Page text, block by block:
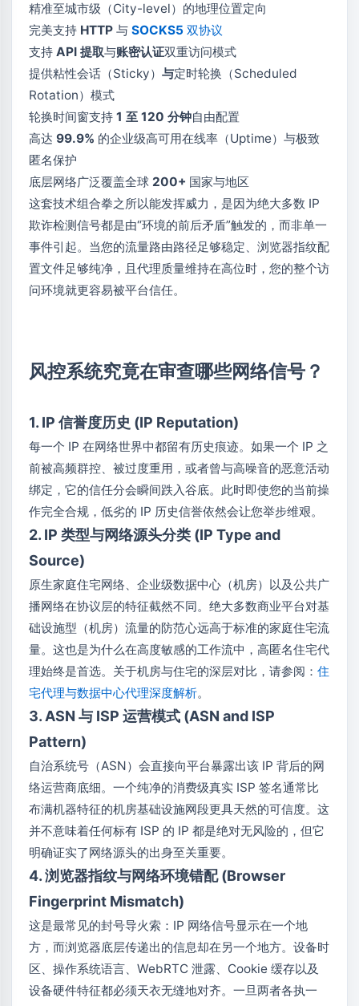
精准至城市级（City-level）的地理位置定向
完美支持 HTTP 与 SOCKS5 双协议
支持 API 提取与账密认证双重访问模式
提供粘性会话（Sticky） 与定时轮换（Scheduled
Rotation）模式
轮换时间窗支持 1 至 120 分钟自由配置
高达 99.9% 的企业级高可用在线率（Uptime）与极致
匿名保护
底层网络广泛覆盖全球 200+ 国家与地区
这套技术组合拳之所以能发挥威力，是因为绝大多数 IP
欺诈检测信号都是由“环境的前后矛盾”触发的，而非单一
事件引起。当您的流量路由路径足够稳定、浏览器指纹配
置文件足够纯净，且代理质量维持在高位时，您的整个访
问环境就更容易被平台信任。
风控系统究竟在审查哪些网络信号？
1. IP 信誉度历史 (IP Reputation)
每一个 IP 在网络世界中都留有历史痕迹。如果一个 IP 之
前被高频群控、被过度重用，或者曾与高噪音的恶意活动
绑定，它的信任分会瞬间跌入谷底。此时即使您的当前操
作完全合规，低劣的 IP 历史信誉依然会让您举步维艰。
2. IP 类型与网络源头分类 (IP Type and
Source)
原生家庭住宅网络、企业级数据中心（机房）以及公共广
播网络在协议层的特征截然不同。绝大多数商业平台对基
础设施型（机房）流量的防范心远高于标准的家庭住宅流
量。这也是为什么在高度敏感的工作流中，高匿名住宅代
理始终是首选。关于机房与住宅的深层对比，请参阅： 住
宅代理与数据中心代理深度解析。
3. ASN 与 ISP 运营模式 (ASN and ISP
Pattern)
自治系统号（ASN）会直接向平台暴露出该 IP 背后的网
络运营商底细。一个纯净的消费级真实 ISP 签名通常比
布满机器特征的机房基础设施网段更具天然的可信度。这
并不意味着任何标有 ISP 的 IP 都是绝对无风险的，但它
明确证实了网络源头的出身至关重要。
4. 浏览器指纹与网络环境错配 (Browser
Fingerprint Mismatch)
这是最常见的封号导火索：IP 网络信号显示在一个地
方，而浏览器底层传递出的信息却在另一个地方。设备时
区、操作系统语言、WebRTC 泄露、Cookie 缓存以及
设备硬件特征都必须天衣无缝地对齐。一旦两者各执一